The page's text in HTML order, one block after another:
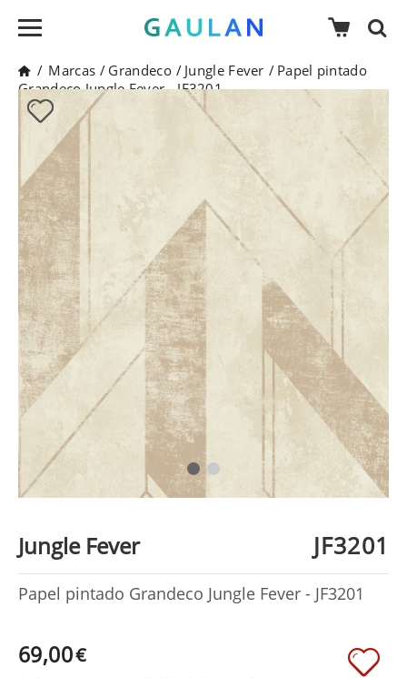
/ Marcas / Grandeco / Jungle Fever / Papel pintado
Grandeco Jungle Fever - JF3201
Jungle Fever JF3201
Papel pintado Grandeco Jungle Fever - JF3201
69,00€